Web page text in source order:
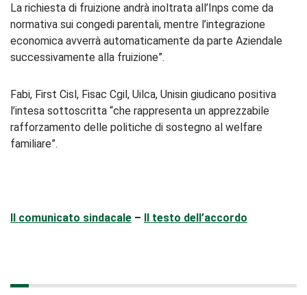
La richiesta di fruizione andrà inoltrata all’Inps come da
normativa sui congedi parentali, mentre l’integrazione
economica avverrà automaticamente da parte Aziendale
successivamente alla fruizione”.
Fabi, First Cisl, Fisac Cgil, Uilca, Unisin giudicano positiva
l’intesa sottoscritta “che rappresenta un apprezzabile
rafforzamento delle politiche di sostegno al welfare
familiare”.
Il comunicato sindacale – Il testo dell’accordo